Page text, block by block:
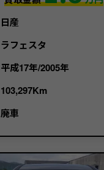
日産
ラフェスタ
平成17年/2005年
103,297Km
廃車